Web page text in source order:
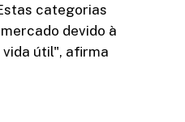
categorias
devido à
útil", afirma